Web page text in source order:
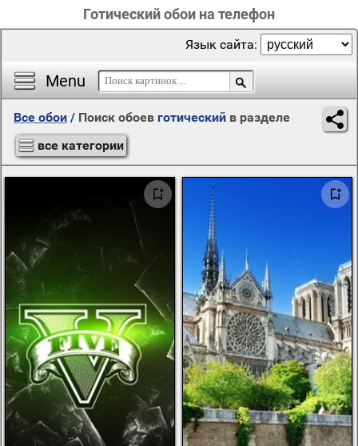
Готический обои на телефон
Menu
Язык сайта:
Все обои / Поиск обоев готический в разделе
все категории